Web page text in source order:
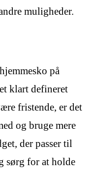
muligheder.
på
klart defineret
fristende, er det
og bruge mere
der passer til
sørg for at holde